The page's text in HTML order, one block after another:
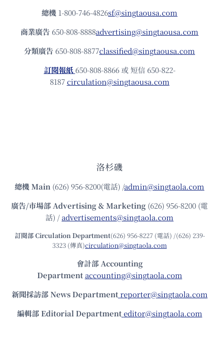
總機 1-800-746-4826sf@singtaousa.com
商業廣告 650-808-8888advertising@singtaousa.com
分類廣告 650-808-8877classified@singtaousa.com
訂閱報紙 650-808-8866 或 短信 650-822-
8187circulation@singtaousa.com
洛杉磯
總機Main (626) 956-8200(電話) /admin@singtaola.com
廣告/市場部Advertising & Marketing (626) 956-8200 (電
話) /advertisements@singtaola.com
訂閱部 Circulation Department(626) 956-8227 (電話) /(626) 239-
3323 (傳真)circulation@singtaola.com
會計部 Accounting
Department accounting@singtaola.com
新聞採訪部 News Department reporter@singtaola.com
編輯部 Editorial Department editor@singtaola.com